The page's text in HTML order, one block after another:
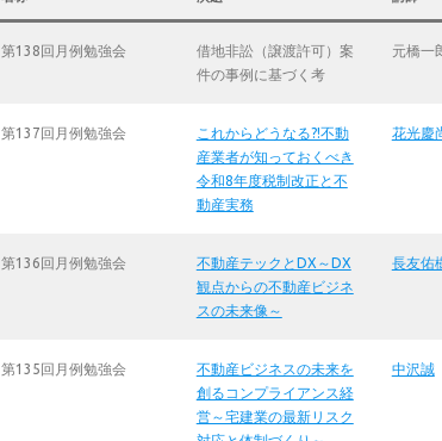
第138回月例勉強会
借地非訟（譲渡許可）案
件の事例に基づく考
元橋一
第137回月例勉強会
これからどうなる?!不動
産業者が知っておくべき
令和8年度税制改正と不
動産実務
花光慶
第136回月例勉強会
不動産テックとDX～DX
観点からの不動産ビジネ
スの未来像～
長友佑
第135回月例勉強会
不動産ビジネスの未来を
創るコンプライアンス経
営～宅建業の最新リスク
中沢誠